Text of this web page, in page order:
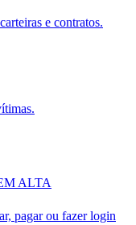
e contratos.
ALTA
pagar ou fazer login